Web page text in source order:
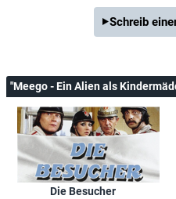
Schreib
"Meego - Ein Alien als
Die Besucher